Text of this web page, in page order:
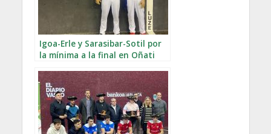
Igoa-Erle y Sarasibar-Sotil por
la mínima a la final en Oñati